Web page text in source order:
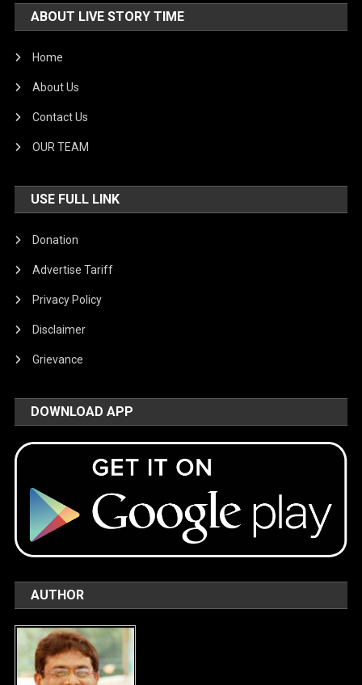
ABOUT LIVE STORY TIME
Home
About Us
Contact Us
OUR TEAM
USE FULL LINK
Donation
Advertise Tariff
Privacy Policy
Disclaimer
Grievance
DOWNLOAD APP
AUTHOR